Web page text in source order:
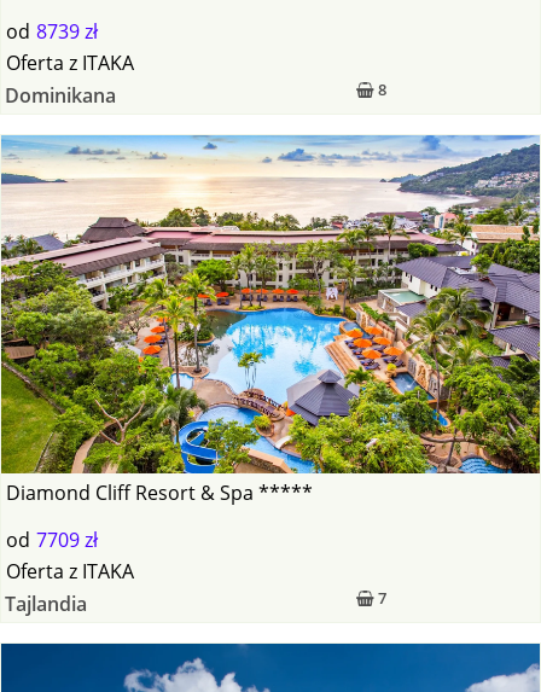
od 8739 zł
8
Oferta z ITAKA
Dominikana
Diamond Cliff Resort & Spa *****
od 7709 zł
7
Oferta z ITAKA
Tajlandia